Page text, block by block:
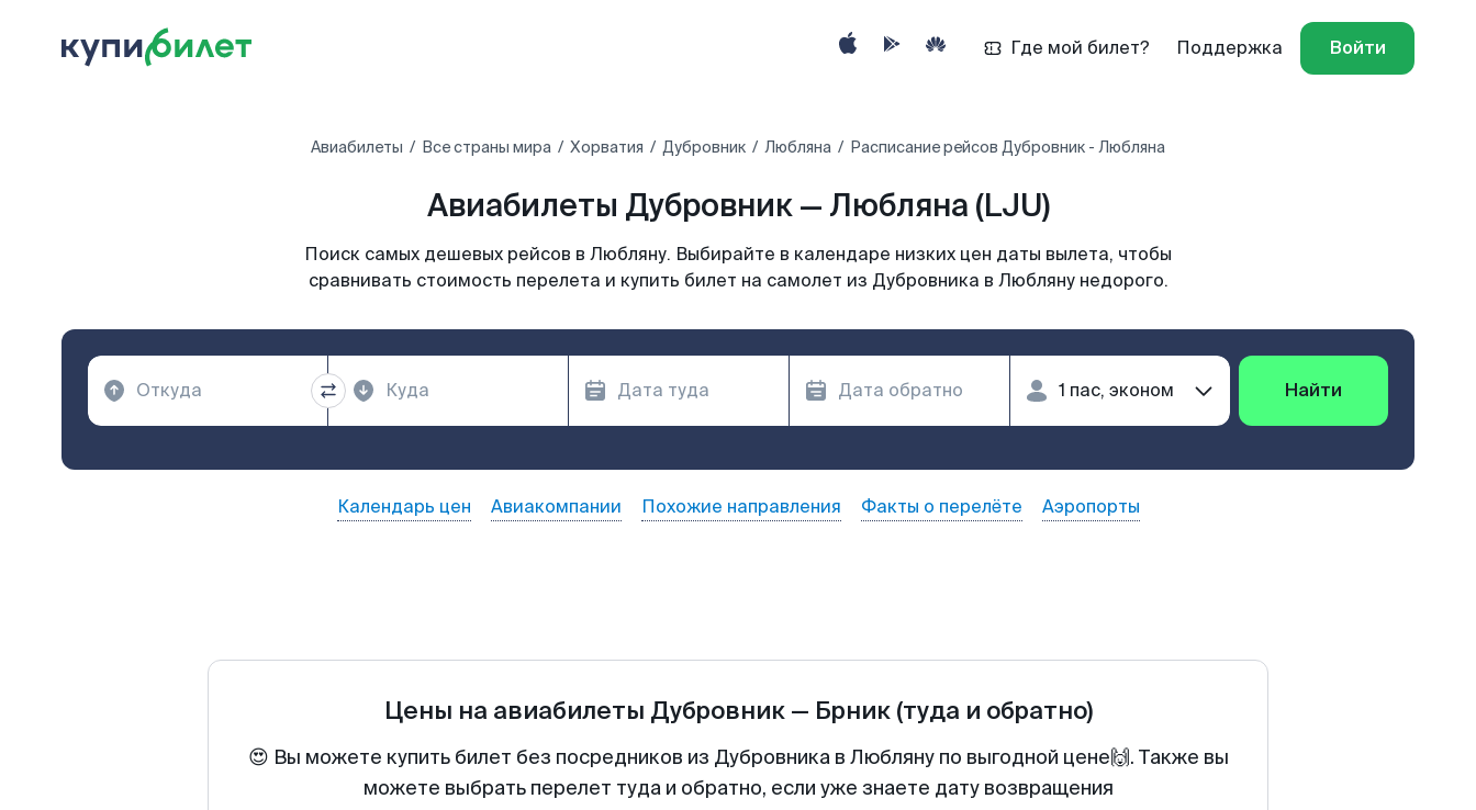
Где мой билет? Поддержка Войти
Авиабилеты Все страны мира Хорватия Дубровник Любляна Расписание рейсов Дубровник - Любляна
Авиабилеты Дубровник — Любляна (LJU)
Поиск самых дешевых рейсов в Любляну. Выбирайте в календаре низких цен даты вылета, чтобы
сравнивать стоимость перелета и купить билет на самолет из Дубровника в Любляну недорого.
Найти
Календарь цен Авиакомпании Похожие направления Факты о перелёте Аэропорты
Цены на авиабилеты Дубровник— Брник (туда и обратно)
😍 Вы можете купить билет без посредников из Дубровника в Любляну по выгодной цене🙌. Также вы
можете выбрать перелет туда и обратно, если уже знаете дату возвращения